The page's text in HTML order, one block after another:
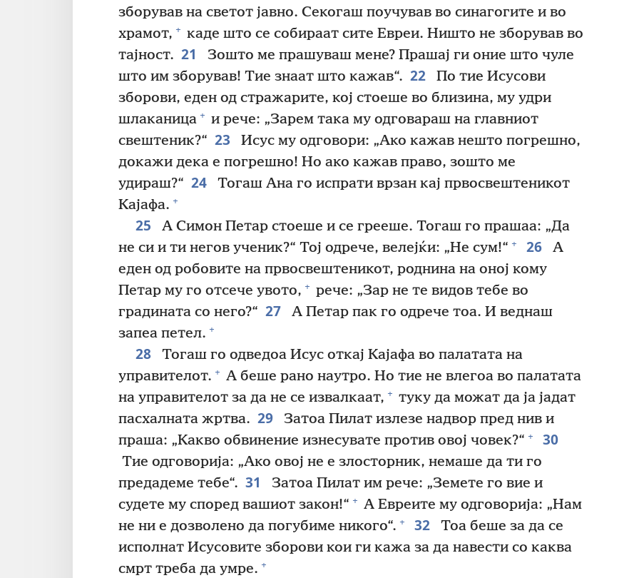
зборував на светот јавно. Секогаш поучував во синагогите и во
храмот, + каде што се собираат сите Евреи. Ништо не зборував во
тајност. 21
Зошто ме прашуваш мене? Прашај ги оние што чуле
што им зборував! Тие знаат што кажав“. 22
По тие Исусови
зборови, еден од стражарите, кој стоеше во близина, му удри
шлаканица + и рече: „Зарем така му одговараш на главниот
свештеник?“ 23
Исус му одговори: „Ако кажав нешто погрешно,
докажи дека е погрешно! Но ако кажав право, зошто ме
удираш?“ 24
Тогаш Ана го испрати врзан кај првосвештеникот
Кајафа. +
25
А Симон Петар стоеше и се грееше. Тогаш го прашаа: „Да
не си и ти негов ученик?“ Тој одрече, велејќи: „Не сум!“ + 26
А
еден од робовите на првосвештеникот, роднина на оној кому
Петар му го отсече увото, + рече: „Зар не те видов тебе во
градината со него?“ 27
А Петар пак го одрече тоа. И веднаш
запеа петел. +
28
Тогаш го одведоа Исус откај Кајафа во палатата на
управителот. + А беше рано наутро. Но тие не влегоа во палатата
на управителот за да не се извалкаат, + туку да можат да ја јадат
пасхалната жртва. 29
Затоа Пилат излезе надвор пред нив и
праша: „Какво обвинение изнесувате против овој човек?“ + 30
Тие одговорија: „Ако овој не е злосторник, немаше да ти го
предадеме тебе“. 31
Затоа Пилат им рече: „Земете го вие и
судете му според вашиот закон!“ + А Евреите му одговорија: „Нам
не ни е дозволено да погубиме никого“. + 32
Тоа беше за да се
исполнат Исусовите зборови кои ги кажа за да навести со каква
смрт треба да умре. +